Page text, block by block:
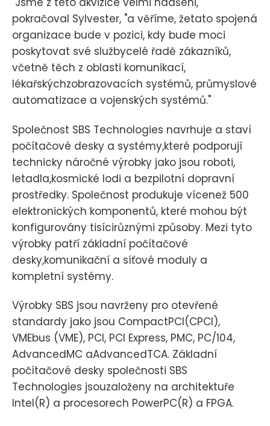
pokračoval Sylvester, "a věříme, žetato spojená
organizace bude v pozici, kdy bude moci
poskytovat své službycelé řadě zákazníků,
včetně těch z oblasti komunikací,
lékařskýchzobrazovacích systémů, průmyslové
automatizace a vojenských systémů."
Společnost SBS Technologies navrhuje a staví
počítačové desky a systémy,které podporují
technicky náročné výrobky jako jsou roboti,
letadla,kosmické lodi a bezpilotní dopravní
prostředky. Společnost produkuje vícenež 500
elektronických komponentů, které mohou být
konfigurovány tisícirůznými způsoby. Mezi tyto
výrobky patří základní počítačové
desky,komunikační a síťové moduly a
kompletní systémy.
Výrobky SBS jsou navrženy pro otevřené
standardy jako jsou CompactPCI(CPCI),
VMEbus (VME), PCI, PCI Express, PMC, PC/104,
AdvancedMC aAdvancedTCA. Základní
počítačové desky společnosti SBS
Technologies jsouzaloženy na architektuře
Intel(R) a procesorech PowerPC(R) a FPGA.